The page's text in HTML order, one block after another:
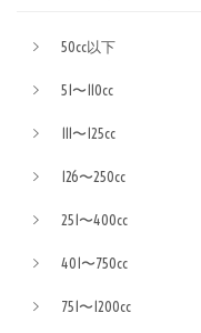
50cc以下
51〜110cc
111〜125cc
126〜250cc
251〜400cc
401〜750cc
751〜1200cc